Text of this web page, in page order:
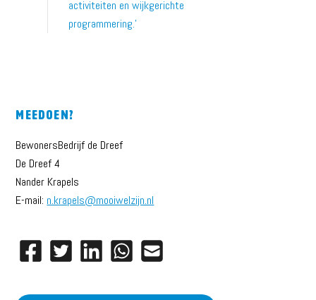
activiteiten en wijkgerichte
programmering.’
Meedoen?
BewonersBedrijf de Dreef
De Dreef 4
Nander Krapels
E-mail: n.krapels@mooiwelzijn.nl
Delen
Delen
Delen
Delen Delen